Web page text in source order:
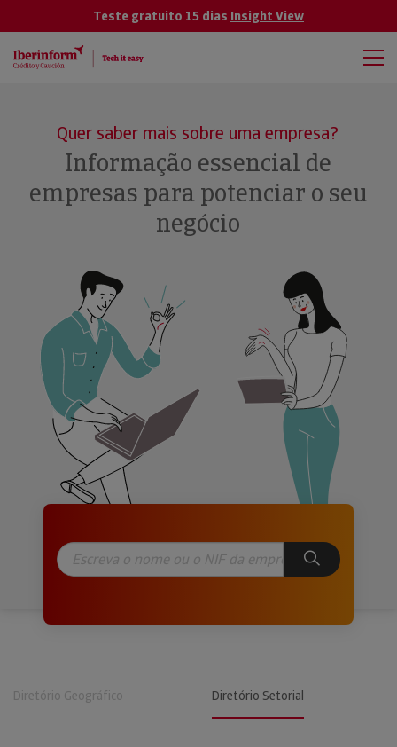
Teste gratuito 15 dias Insight View
Quer saber mais sobre uma empresa?
Informação essencial de
empresas para potenciar o seu
negócio
Diretório Geográfico Diretório Setorial